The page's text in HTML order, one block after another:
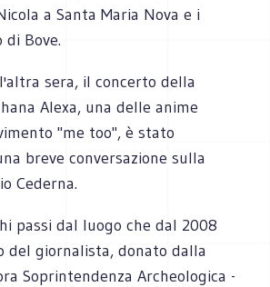
a Santa Maria Nova e i
di Bove.
sera, il concerto della
Alexa, una delle anime
"me too", è stato
breve conversazione sulla
Cederna.
passi dal luogo che dal 2008
del giornalista, donato dalla
Soprintendenza Archeologica -